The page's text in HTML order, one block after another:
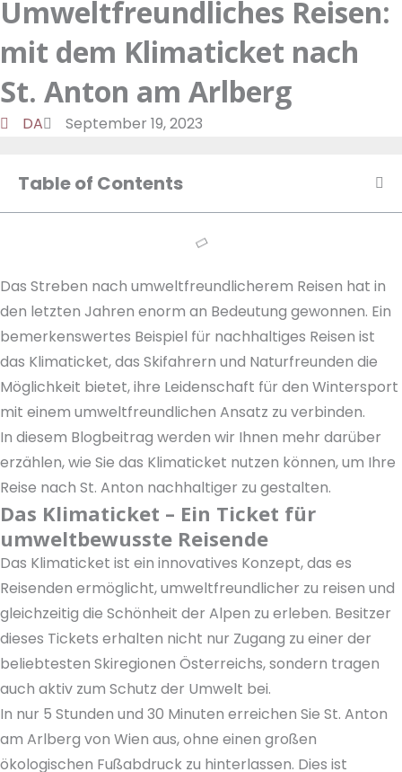
Umweltfreundliches Reisen:
mit dem Klimaticket nach
St. Anton am Arlberg
DA September 19, 2023
Table of Contents
Das Streben nach umweltfreundlicherem Reisen hat in
den letzten Jahren enorm an Bedeutung gewonnen. Ein
bemerkenswertes Beispiel für nachhaltiges Reisen ist
das Klimaticket, das Skifahrern und Naturfreunden die
Möglichkeit bietet, ihre Leidenschaft für den Wintersport
mit einem umweltfreundlichen Ansatz zu verbinden.
In diesem Blogbeitrag werden wir Ihnen mehr darüber
erzählen, wie Sie das Klimaticket nutzen können, um Ihre
Reise nach St. Anton nachhaltiger zu gestalten.
Das Klimaticket – Ein Ticket für
umweltbewusste Reisende
Das Klimaticket ist ein innovatives Konzept, das es
Reisenden ermöglicht, umweltfreundlicher zu reisen und
gleichzeitig die Schönheit der Alpen zu erleben. Besitzer
dieses Tickets erhalten nicht nur Zugang zu einer der
beliebtesten Skiregionen Österreichs, sondern tragen
auch aktiv zum Schutz der Umwelt bei.
In nur 5 Stunden und 30 Minuten erreichen Sie St. Anton
am Arlberg von Wien aus, ohne einen großen
ökologischen Fußabdruck zu hinterlassen. Dies ist